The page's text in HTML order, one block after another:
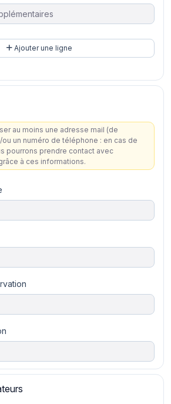
Ajouter une ligne
au moins une adresse mail (de
un numéro de téléphone : en cas de
pourrons prendre contact avec
à ces informations.